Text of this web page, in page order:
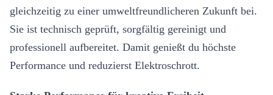
gleichzeitig zu einer umweltfreundlicheren Zukunft bei.
Sie ist technisch geprüft, sorgfältig gereinigt und
professionell aufbereitet. Damit genießt du höchste
Performance und reduzierst Elektroschrott.